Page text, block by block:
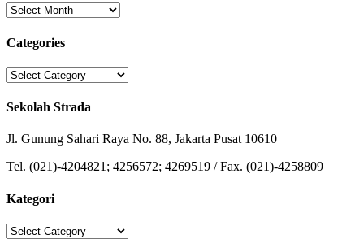
Archives
Categories
Categories
Sekolah Strada
Jl. Gunung Sahari Raya No. 88, Jakarta Pusat 10610
Tel. (021)-4204821; 4256572; 4269519 / Fax. (021)-4258809
Kategori
Kategori